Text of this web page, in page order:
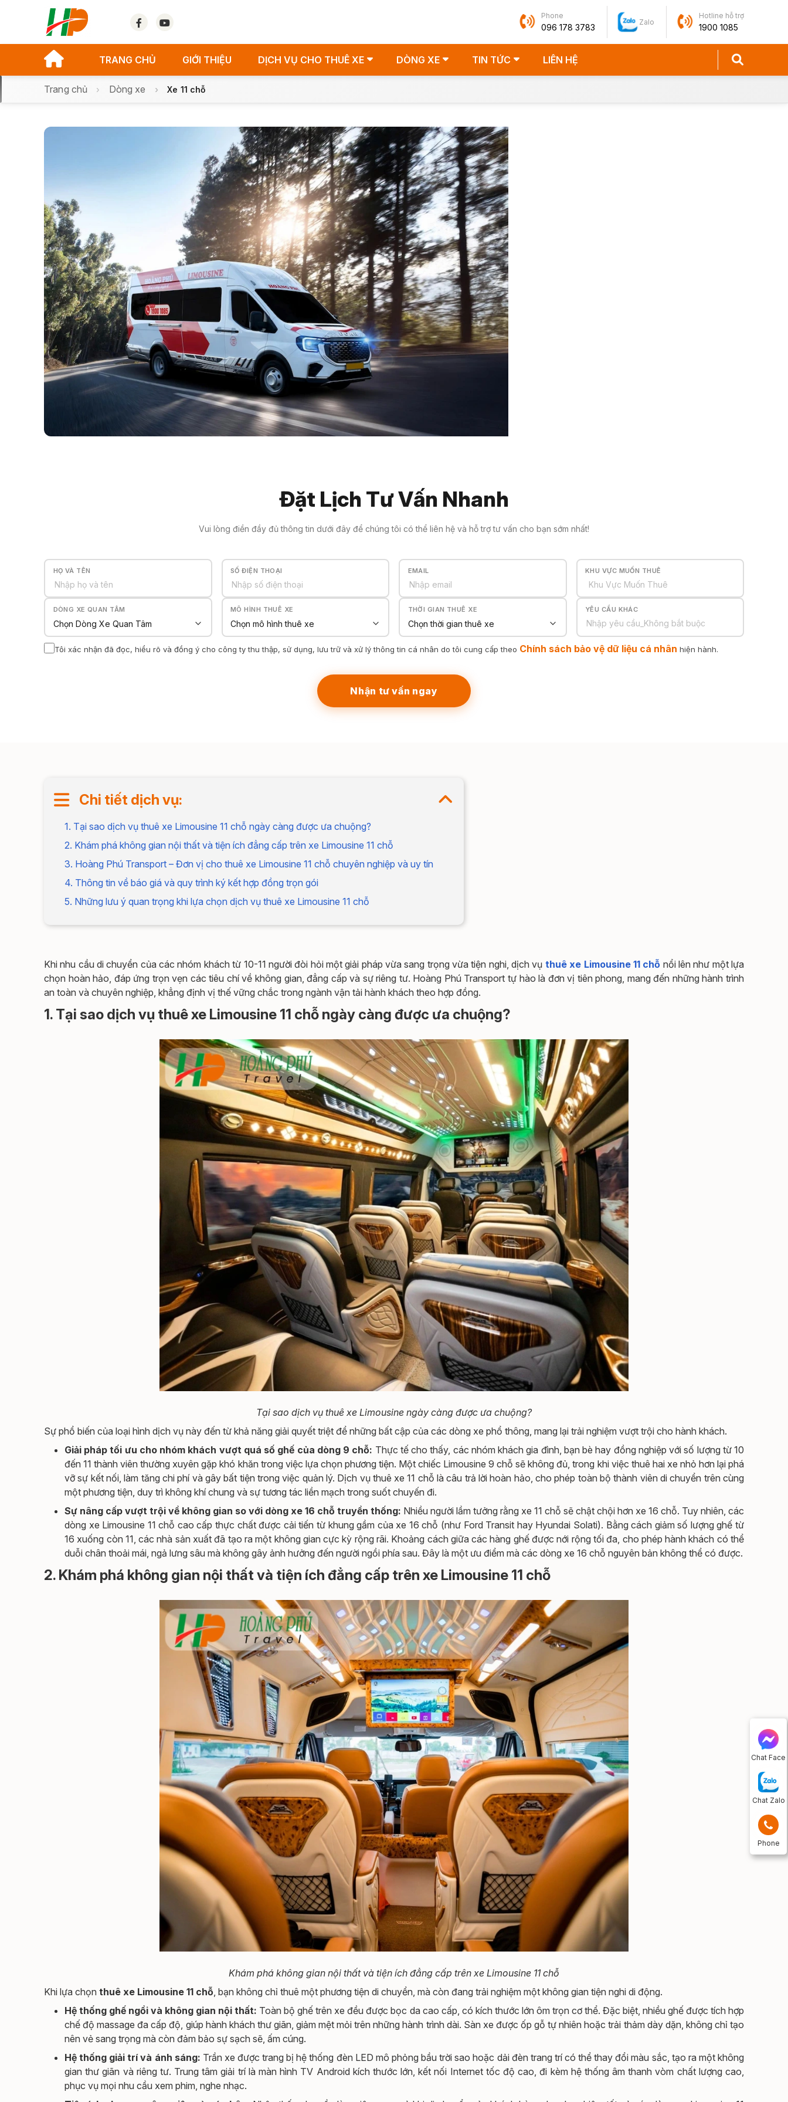
Phone
096 178 3783
Zalo
Hotline hỗ trợ
1900 1085
TRANG CHỦ GIỚI THIỆU DỊCH VỤ CHO THUÊ XE DÒNG XE TIN TỨC LIÊN HỆ
Chat Face
Chat Zalo
Phone
Trang chủ Dòng xe Xe 11 chỗ
Đặt Lịch Tư Vấn Nhanh
Vui lòng điền đầy đủ thông tin dưới đây để chúng tôi có thể liên hệ và hỗ trợ tư vấn cho bạn sớm nhất!
HỌ VÀ TÊN SỐ ĐIỆN THOẠI EMAIL KHU VỰC MUỐN THUÊ
DÒNG XE QUAN TÂM MÔ HÌNH THUÊ XE THỜI GIAN THUÊ XE YÊU CẦU KHÁC
Tôi xác nhận đã đọc, hiểu rõ và đồng ý cho công ty thu thập, sử dụng, lưu trữ và xử lý thông tin cá nhân do tôi cung cấp theo Chính sách bảo vệ dữ liệu cá nhân hiện hành.
Nhận tư vấn ngay
Chi tiết dịch vụ:
1. Tại sao dịch vụ thuê xe Limousine 11 chỗ ngày càng được ưa chuộng?
2. Khám phá không gian nội thất và tiện ích đẳng cấp trên xe Limousine 11 chỗ
3. Hoàng Phú Transport – Đơn vị cho thuê xe Limousine 11 chỗ chuyên nghiệp và uy tín
4. Thông tin về báo giá và quy trình ký kết hợp đồng trọn gói
5. Những lưu ý quan trọng khi lựa chọn dịch vụ thuê xe Limousine 11 chỗ
Khi nhu cầu di chuyển của các nhóm khách từ 10-11 người đòi hỏi một giải pháp vừa sang trọng vừa tiện nghi, dịch vụ thuê xe Limousine 11 chỗ nổi lên như một lựa
chọn hoàn hảo, đáp ứng trọn vẹn các tiêu chí về không gian, đẳng cấp và sự riêng tư. Hoàng Phú Transport tự hào là đơn vị tiên phong, mang đến những hành trình
an toàn và chuyên nghiệp, khẳng định vị thế vững chắc trong ngành vận tải hành khách theo hợp đồng.
1. Tại sao dịch vụ thuê xe Limousine 11 chỗ ngày càng được ưa chuộng?
Tại sao dịch vụ thuê xe Limousine ngày càng được ưa chuộng?
Sự phổ biến của loại hình dịch vụ này đến từ khả năng giải quyết triệt để những bất cập của các dòng xe phổ thông, mang lại trải nghiệm vượt trội cho hành khách.
Giải pháp tối ưu cho nhóm khách vượt quá số ghế của dòng 9 chỗ: Thực tế cho thấy, các nhóm khách gia đình, bạn bè hay đồng nghiệp với số lượng từ 10
đến 11 thành viên thường xuyên gặp khó khăn trong việc lựa chọn phương tiện. Một chiếc Limousine 9 chỗ sẽ không đủ, trong khi việc thuê hai xe nhỏ hơn lại phá
vỡ sự kết nối, làm tăng chi phí và gây bất tiện trong việc quản lý. Dịch vụ thuê xe 11 chỗ là câu trả lời hoàn hảo, cho phép toàn bộ thành viên di chuyển trên cùng
một phương tiện, duy trì không khí chung và sự tương tác liền mạch trong suốt chuyến đi.
Sự nâng cấp vượt trội về không gian so với dòng xe 16 chỗ truyền thống: Nhiều người lầm tưởng rằng xe 11 chỗ sẽ chật chội hơn xe 16 chỗ. Tuy nhiên, các
dòng xe Limousine 11 chỗ cao cấp thực chất được cải tiến từ khung gầm của xe 16 chỗ (như Ford Transit hay Hyundai Solati). Bằng cách giảm số lượng ghế từ
16 xuống còn 11, các nhà sản xuất đã tạo ra một không gian cực kỳ rộng rãi. Khoảng cách giữa các hàng ghế được nới rộng tối đa, cho phép hành khách có thể
duỗi chân thoải mái, ngả lưng sâu mà không gây ảnh hưởng đến người ngồi phía sau. Đây là một ưu điểm mà các dòng xe 16 chỗ nguyên bản không thể có được.
2. Khám phá không gian nội thất và tiện ích đẳng cấp trên xe Limousine 11 chỗ
Khám phá không gian nội thất và tiện ích đẳng cấp trên xe Limousine 11 chỗ
Khi lựa chọn thuê xe Limousine 11 chỗ, bạn không chỉ thuê một phương tiện di chuyển, mà còn đang trải nghiệm một không gian tiện nghi di động.
Hệ thống ghế ngồi và không gian nội thất: Toàn bộ ghế trên xe đều được bọc da cao cấp, có kích thước lớn ôm trọn cơ thể. Đặc biệt, nhiều ghế được tích hợp
chế độ massage đa cấp độ, giúp hành khách thư giãn, giảm mệt mỏi trên những hành trình dài. Sàn xe được ốp gỗ tự nhiên hoặc trải thảm dày dặn, không chỉ tạo
nên vẻ sang trọng mà còn đảm bảo sự sạch sẽ, ấm cúng.
Hệ thống giải trí và ánh sáng: Trần xe được trang bị hệ thống đèn LED mô phỏng bầu trời sao hoặc dải đèn trang trí có thể thay đổi màu sắc, tạo ra một không
gian thư giãn và riêng tư. Trung tâm giải trí là màn hình TV Android kích thước lớn, kết nối Internet tốc độ cao, đi kèm hệ thống âm thanh vòm chất lượng cao,
phục vụ mọi nhu cầu xem phim, nghe nhạc.